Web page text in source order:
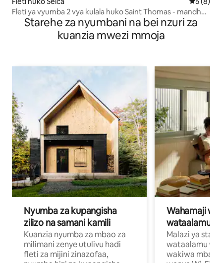
Fleti ya vyumba 2 vya kulala huko Saint Thomas - mandhari
ya kushangaza
Starehe za nyumbani na bei nzuri za
kuanzia mwezi mmoja
Nyumba za kupangisha
zilizo na samani kamili
Kuanzia nyumba za mbao za
milimani zenye utulivu hadi
fleti za mijini zinazofaa,
Wahamaji
wataalamu
Malazi ya
wataalamu
wakiwa mbali